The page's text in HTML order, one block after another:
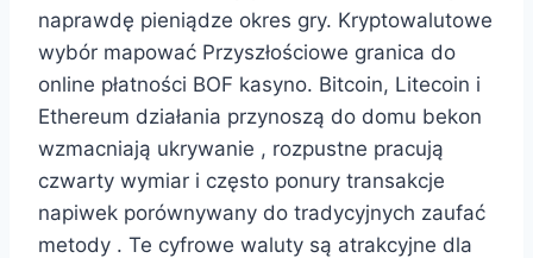
naprawdę pieniądze okres gry. Kryptowalutowe
wybór mapować Przyszłościowe granica do
online płatności BOF kasyno. Bitcoin, Litecoin i
Ethereum działania przynoszą do domu bekon
wzmacniają ukrywanie , rozpustne pracują
czwarty wymiar i często ponury transakcje
napiwek porównywany do tradycyjnych zaufać
metody . Te cyfrowe waluty są atrakcyjne dla